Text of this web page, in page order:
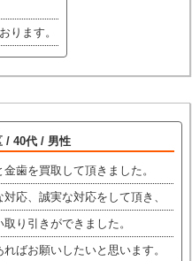
ります。
/ 40代 / 男性
歯を買取して頂きました。
対応、誠実な対応をして頂き、
り引きができました。
ればお願いしたいと思います。